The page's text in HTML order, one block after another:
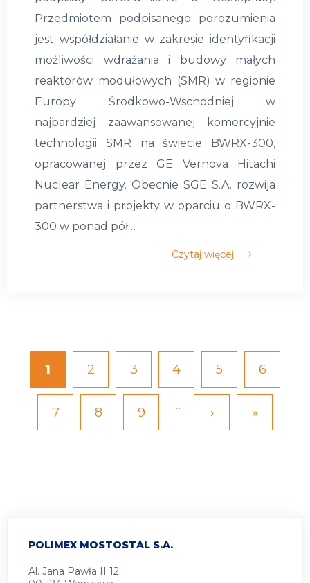
POLIMEX MOSTOSTAL S.A.
Al. Jana Pawła II 12
Przedmiotem podpisanego porozumienia
jest współdziałanie w zakresie identyfikacji
możliwości wdrażania i budowy małych
reaktorów modułowych (SMR) w regionie
Europy Środkowo-Wschodniej w
najbardziej zaawansowanej komercyjnie
technologii SMR na świecie BWRX-300,
opracowanej przez GE Vernova Hitachi
Nuclear Energy. Obecnie SGE S.A. rozwija
partnerstwa i projekty w oparciu o BWRX-
300 w ponad pół…
Czytaj więcej
Stronicowanie
Bieżąca
strona
1 Strona
2 Strona
3 Strona
4 Strona
5 Strona
6
Strona
7 Strona
8 Strona
9 …
Następna
strona
›
Ostatnia
strona
»